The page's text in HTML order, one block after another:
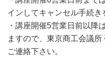
インしてキャンセル手続き
・講座開催5営業日前以降
ますので、東京商工会議
ご連絡下さい。